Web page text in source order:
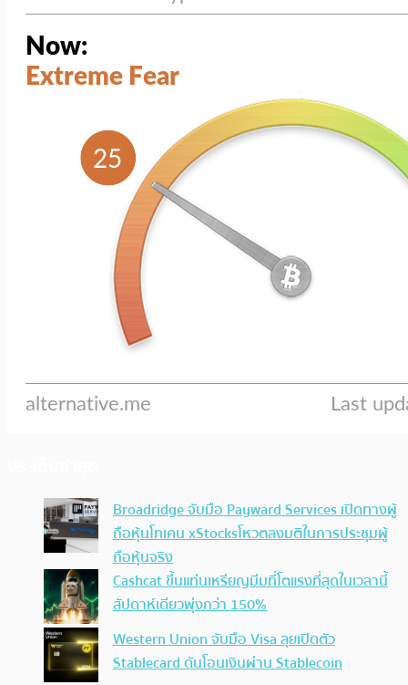
Broadridge จับมือ Payward Services เปิดทางผู้
ถือหุ้นโทเคน xStocksโหวตลงมติในการประชุมผู้
ถือหุ้นจริง
Cashcat ขึ้นแท่นเหรียญมีมที่โตแรงที่สุดในเวลานี้
สัปดาห์เดียวพุ่งกว่า 150%
Western Union จับมือ Visa ลุยเปิดตัว
Stablecard ดันโอนเงินผ่าน Stablecoin